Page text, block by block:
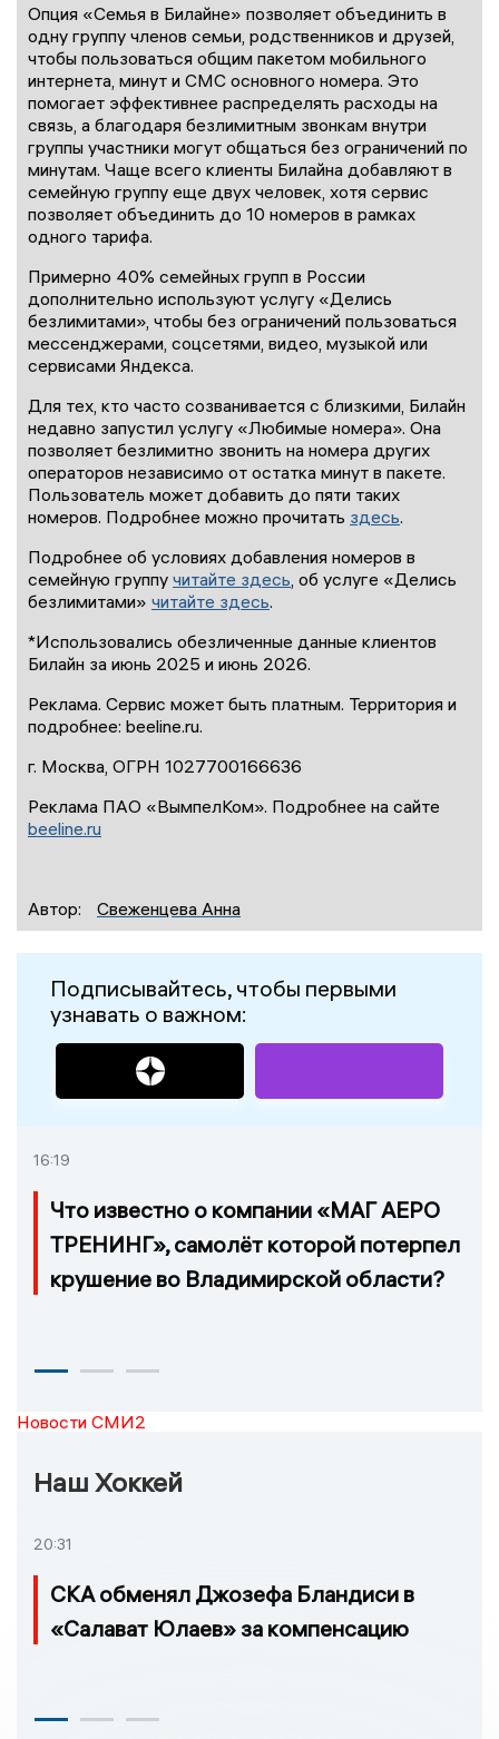
Опция «Семья в Билайне» позволяет объединить в
одну группу членов семьи, родственников и друзей,
чтобы пользоваться общим пакетом мобильного
интернета, минут и СМС основного номера. Это
помогает эффективнее распределять расходы на
связь, а благодаря безлимитным звонкам внутри
группы участники могут общаться без ограничений по
минутам. Чаще всего клиенты Билайна добавляют в
семейную группу еще двух человек, хотя сервис
позволяет объединить до 10 номеров в рамках
одного тарифа.
Примерно 40% семейных групп в России
дополнительно используют услугу «Делись
безлимитами», чтобы без ограничений пользоваться
мессенджерами, соцсетями, видео, музыкой или
сервисами Яндекса.
Для тех, кто часто созванивается с близкими, Билайн
недавно запустил услугу «Любимые номера». Она
позволяет безлимитно звонить на номера других
операторов независимо от остатка минут в пакете.
Пользователь может добавить до пяти таких
номеров. Подробнее можно прочитать здесь.
Подробнее об условиях добавления номеров в
семейную группу читайте здесь , об услуге «Делись
безлимитами» читайте здесь.
*Использовались обезличенные данные клиентов
Билайн за июнь 2025 и июнь 2026.
Реклама. Сервис может быть платным. Территория и
подробнее: beeline.ru.
г. Москва, ОГРН 1027700166636
Реклама ПАО «ВымпелКом». Подробнее на сайте
beeline.ru
Автор: Свеженцева Анна
Подписывайтесь, чтобы первыми
узнавать о важном:
16:19
Что известно о компании «МАГ АЕРО
ТРЕНИНГ», самолёт которой потерпел
крушение во Владимирской области?
Новости СМИ2
Наш Хоккей
20:31
СКА обменял Джозефа Бландиси в
«Салават Юлаев» за компенсацию